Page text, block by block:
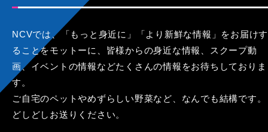
NCVでは、「もっと身近に」「より新鮮な情報」をお届けす
ることをモットーに、皆様からの身近な情報、スクープ動
画、イベントの情報などたくさんの情報をお待ちしておりま
す。
ご自宅のペットやめずらしい野菜など、なんでも結構です。
どしどしお送りください。